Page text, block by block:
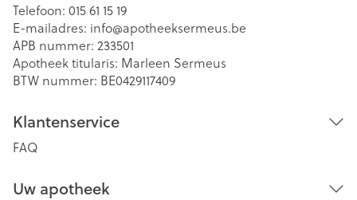
Telefoon: 015 61 15 19
E-mailadres: info@apotheeksermeus.be
APB nummer: 233501
Apotheek titularis: Marleen Sermeus
BTW nummer: BE0429117409
Klantenservice
FAQ
Uw apotheek